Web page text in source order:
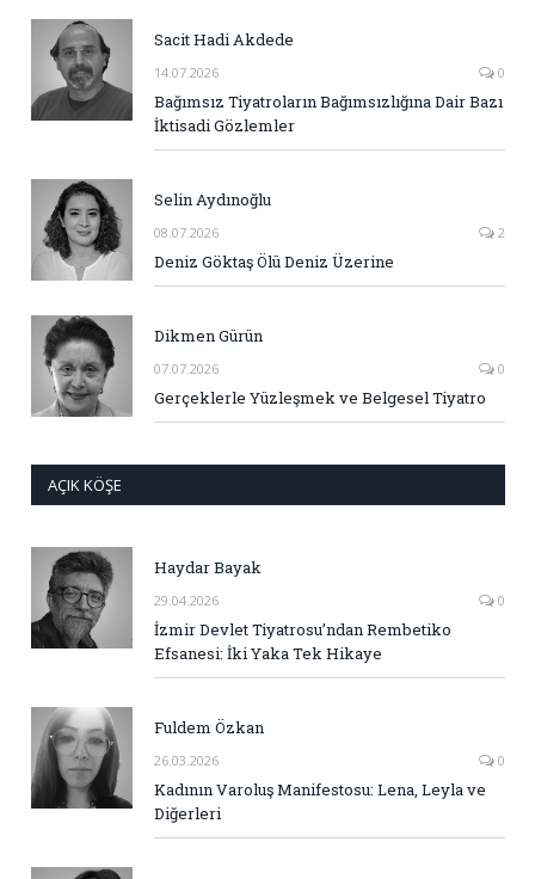
Sacit Hadi Akdede
14.07.2026 0
Bağımsız Tiyatroların Bağımsızlığına Dair Bazı
İktisadi Gözlemler
Selin Aydınoğlu
08.07.2026 2
Deniz Göktaş Ölü Deniz Üzerine
Dikmen Gürün
07.07.2026 0
Gerçeklerle Yüzleşmek ve Belgesel Tiyatro
AÇIK KÖŞE
Haydar Bayak
29.04.2026 0
İzmir Devlet Tiyatrosu’ndan Rembetiko
Efsanesi: İki Yaka Tek Hikaye
Fuldem Özkan
26.03.2026 0
Kadının Varoluş Manifestosu: Lena, Leyla ve
Diğerleri